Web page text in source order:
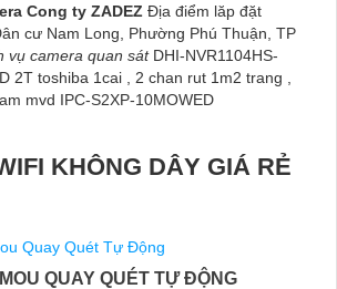
Cong ty ZADEZ Địa điểm lăp đặt
cư Nam Long, Phường Phú Thuận, TP
vụ camera quan sát DHI-NVR1104HS-
2T toshiba 1cai , 2 chan rut 1m2 trang ,
mvd IPC-S2XP-10MOWED
KHÔNG DÂY GIÁ RẺ
QUAY QUÉT TỰ ĐỘNG